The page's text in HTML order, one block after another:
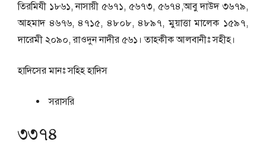
তিরমিযী ১৮৬১, নাসায়ী ৫৬৭১, ৫৬৭৩, ৫৬৭৪,আবু দাউদ ৩৬৭৯,
আহমাদ ৪৬৭৬, ৪৭১৫, ৪৮০৮, ৪৮৯৭, মুয়াত্তা মালেক ১৫৯৭,
দারেমী ২০৯০, রাওদুন নাদীর ৫৬১। তাহকীক আলবানীঃ সহীহ।
হাদিসের মানঃসহিহ হাদিস
সরাসরি
৩৩৭৪